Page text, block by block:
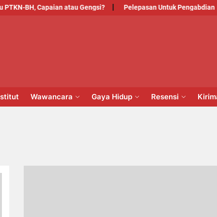
BH, Capaian atau Gengsi? Pelepasan Untuk Pengabdian
Wawancara Gaya Hidup Resensi